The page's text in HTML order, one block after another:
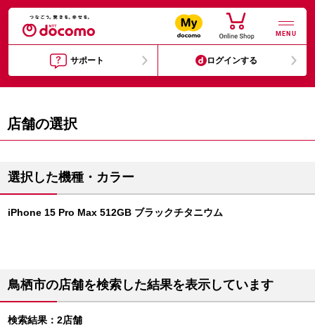
MENU
サポート ログインする
店舗の選択
選択した機種・カラー
iPhone 15 Pro Max 512GB ブラックチタニウム
鳥栖市の店舗を検索した結果を表示しています
検索結果：2店舗